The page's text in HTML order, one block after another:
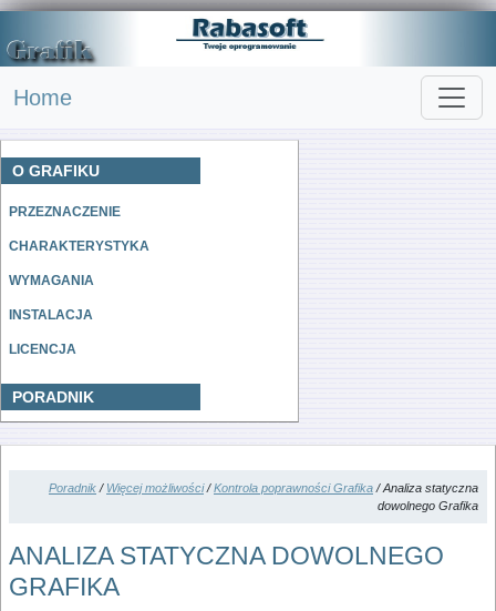
Home
O GRAFIKU
PRZEZNACZENIE
CHARAKTERYSTYKA
WYMAGANIA
INSTALACJA
LICENCJA
PORADNIK
Poradnik / Więcej możliwości/Kontrola poprawności Grafika / Analiza statyczna
dowolnego Grafika
ANALIZA STATYCZNA DOWOLNEGO
GRAFIKA